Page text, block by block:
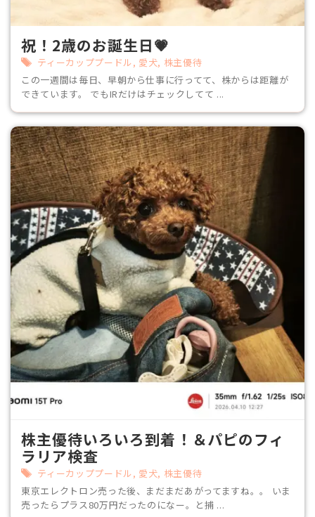
祝！2歳のお誕生日💗
ティーカッププードル, 愛犬, 株主優待
この一週間は毎日、早朝から仕事に行ってて、株からは距離が
できています。 でもIRだけはチェックしてて ...
株主優待いろいろ到着！＆パピのフィ
ラリア検査
ティーカッププードル, 愛犬, 株主優待
東京エレクトロン売った後、まだまだあがってますね。。 いま
売ったらプラス80万円だったのになー。と捕 ...